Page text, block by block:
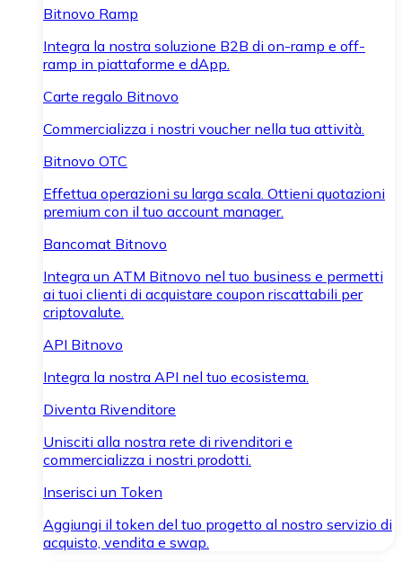
Bitnovo Ramp
Integra la nostra soluzione B2B di on-ramp e off-
ramp in piattaforme e dApp.
Carte regalo Bitnovo
Commercializza i nostri voucher nella tua attività.
Bitnovo OTC
Effettua operazioni su larga scala. Ottieni quotazioni
premium con il tuo account manager.
Bancomat Bitnovo
Integra un ATM Bitnovo nel tuo business e permetti
ai tuoi clienti di acquistare coupon riscattabili per
criptovalute.
API Bitnovo
Integra la nostra API nel tuo ecosistema.
Diventa Rivenditore
Unisciti alla nostra rete di rivenditori e
commercializza i nostri prodotti.
Inserisci un Token
Aggiungi il token del tuo progetto al nostro servizio di
acquisto, vendita e swap.